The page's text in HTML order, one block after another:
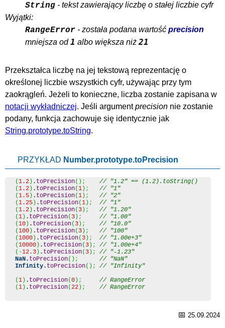
String - tekst zawierający liczbę o stałej liczbie cyfr
Wyjątki:
RangeError - została podana wartość precision
mniejsza od1 albo większa niż 21
Przekształca liczbę na jej tekstową reprezentację o
określonej liczbie wszystkich cyfr, używając przy tym
zaokrągleń. Jeżeli to konieczne, liczba zostanie zapisana w
notacji wykładniczej. Jeśli argumentprecision nie zostanie
podany, funkcja zachowuje się identycznie jak
String.prototype.toString.
PRZYKŁAD Number.prototype.toPrecision
(1.2 ) . toPrecision( ) ;
// "1.2" == (1.2).toString()
(1.2 ) . toPrecision(1 ) ;
// "1"
(1.5 ) . toPrecision(1 ) ;
// "2"
(1.25 ) . toPrecision(1 ) ;
// "1"
(1.2 ) . toPrecision( 3 ) ;
// "1.20"
(1 ) . toPrecision( 3 ) ;
// "1.00"
(10 ) . toPrecision( 3 ) ;
// "10.0"
(100 ) . toPrecision( 3 ) ;
// "100"
(1000 ) . toPrecision( 3 ) ;
// "1.00e+3"
(10000 ) . toPrecision( 3 ) ;
// "1.00e+4"
( -12.3 ) . toPrecision( 3 ) ;
// "-1.23"
NaN . toPrecision( ) ;
// "NaN"
Infinity . toPrecision( ) ;
// "Infinity"
(1 ) . toPrecision(0 ) ;
// RangeError
(1 ) . toPrecision(22 ) ; // RangeError
📅 25.09.2024